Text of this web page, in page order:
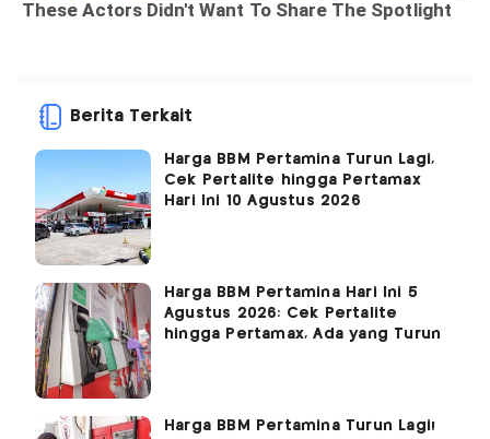
Berita Terkait
Harga BBM Pertamina Turun Lagi,
Cek Pertalite hingga Pertamax
Hari Ini 10 Agustus 2026
Harga BBM Pertamina Hari Ini 5
Agustus 2026: Cek Pertalite
hingga Pertamax, Ada yang Turun
Harga BBM Pertamina Turun Lagi!